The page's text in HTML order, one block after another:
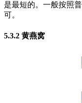
是最短的。一般按照
可。
5.3.2 黄燕窝